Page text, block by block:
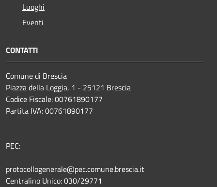
Luoghi
Eventi
CONTATTI
Comune di Brescia
Piazza della Loggia, 1 - 25121 Brescia
Codice Fiscale: 00761890177
Partita IVA: 00761890177
PEC:
protocollogenerale@pec.comune.brescia.it
Centralino Unico: 030/29771